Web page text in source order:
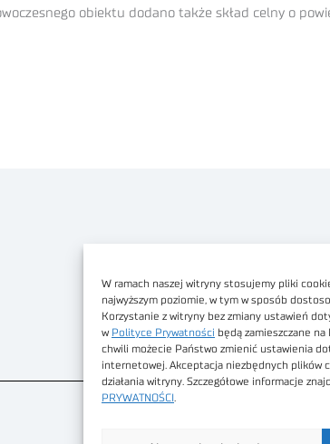
W ramach naszej witryny stosujemy pliki
najwyższym poziomie, w tym w sposób
Korzystanie z witryny bez zmiany ustawień
w Polityce Prywatności będą zamieszczane
chwili możecie Państwo zmienić ustawienia
internetowej. Akceptacja niezbędnych plików
działania witryny. Szczegółowe informacje
PRYWATNOŚCI
obiektu dodano także skład celny o
Dostępność cyfrowa
Regulamin Portalu
Regulamin sklepu